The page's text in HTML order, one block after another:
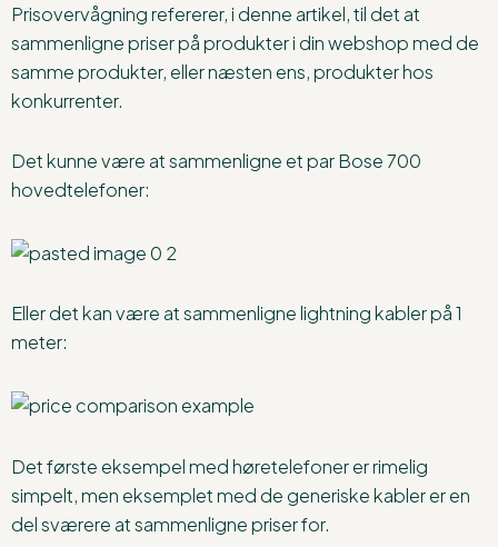
Prisovervågning refererer, i denne artikel, til det at
sammenligne priser på produkter i din webshop med de
samme produkter, eller næsten ens, produkter hos
konkurrenter.
Det kunne være at sammenligne et par Bose 700
hovedtelefoner:
Eller det kan være at sammenligne lightning kabler på 1
meter:
Det første eksempel med høretelefoner er rimelig
simpelt, men eksemplet med de generiske kabler er en
del sværere at sammenligne priser for.